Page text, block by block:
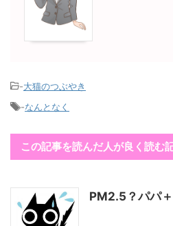
-大猫のつぶやき
-なんとなく
この記事を読んだ人が良く読む
PM2.5？パパ